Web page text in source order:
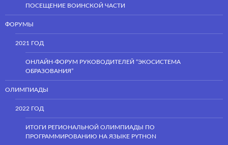
ПОСЕЩЕНИЕ ВОИНСКОЙ ЧАСТИ
ФОРУМЫ
2021 ГОД
ОНЛАЙН-ФОРУМ РУКОВОДИТЕЛЕЙ “ЭКОСИСТЕМА
ОБРАЗОВАНИЯ”
ОЛИМПИАДЫ
2022 ГОД
ИТОГИ РЕГИОНАЛЬНОЙ ОЛИМПИАДЫ ПО
ПРОГРАММИРОВАНИЮ НА ЯЗЫКЕ PYTHON